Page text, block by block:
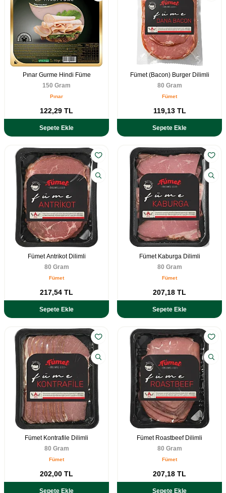
Pınar Gurme Hindi Füme
150 Gram
Pınar
122,29 TL
Sepete Ekle
Fümet (Bacon) Burger Dilimli
80 Gram
Fümet
119,13TL
Sepete Ekle
Fümet Antrikot Dilimli
80 Gram
Fümet
217,54 TL
Sepete Ekle
Fümet Kaburga Dilimli
80 Gram
Fümet
207,18 TL
Sepete Ekle
Fümet Kontrafile Dilimli
80 Gram
Fümet
202,00 TL
Sepete Ekle
Fümet Roastbeef Dilimli
80 Gram
Fümet
207,18 TL
Sepete Ekle